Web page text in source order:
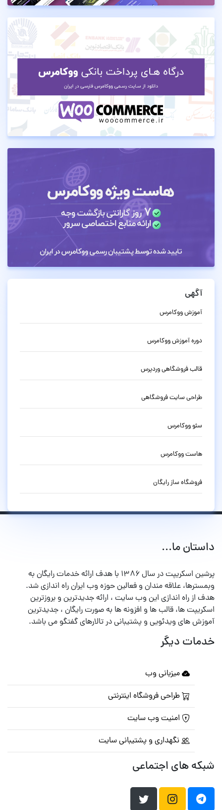
آگهی
آموزش ووکامرس
دوره آموزش ووکامرس
قالب فروشگاهی وردپرس
طراحی سایت فروشگاهی
سئو ووکامرس
هاست ووکامرس
فروشگاه ساز رایگان
داستان ما...
پرشین اسکریپت در سال ۱۳۸۶ با هدف ارائه خدمات رایگان به
وبمسترها، علاقه مندان و فعالین حوزه وب ایران راه اندازی شد.
هدف از راه اندازی این وب سایت ، ارائه جدیدترین و بروزترین
اسکریپت ها، قالب ها و افزونه ها به صورت رایگان ، جدیدترین
آموزش های ویدئویی و پشتیبانی در تالارهای گفتگو می باشد.
خدمات دیگر
میزبانی وب
طراحی فروشگاه اینترنتی
امنیت وب سایت
نگهداری و پشتیبانی سایت
شبکه های اجتماعی